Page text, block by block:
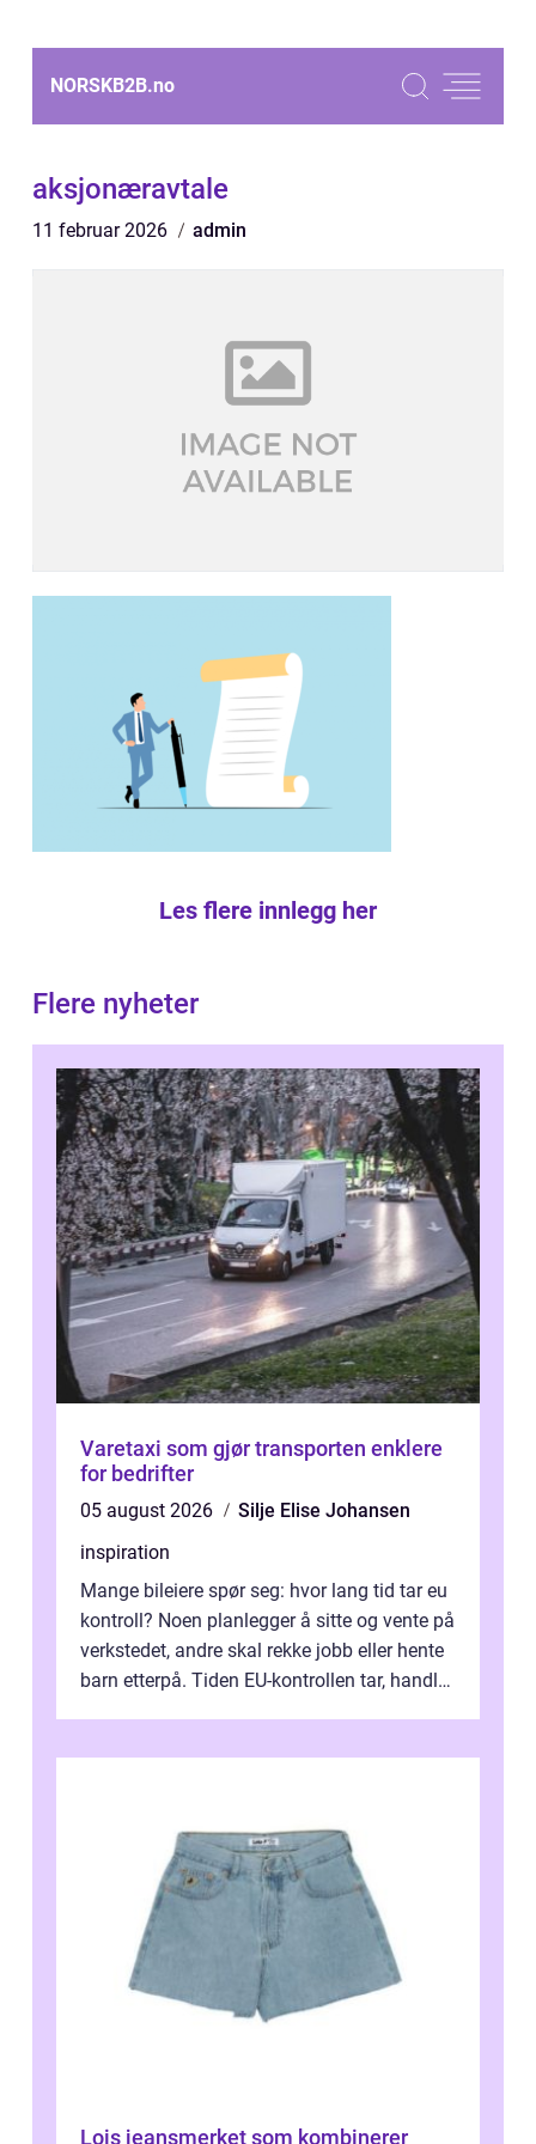
NORSKB2B.no
aksjonæravtale
11 februar 2026 admin
Les flere innlegg her
Flere nyheter
Varetaxi som gjør transporten enklere
for bedrifter
05 august 2026
Silje Elise Johansen
inspiration
Mange bileiere spør seg: hvor lang tid tar eu
kontroll? Noen planlegger å sitte og vente på
verkstedet, andre skal rekke jobb eller hente
barn etterpå. Tiden EU-kontrollen tar, handler
Lois jeansmerket som kombinerer